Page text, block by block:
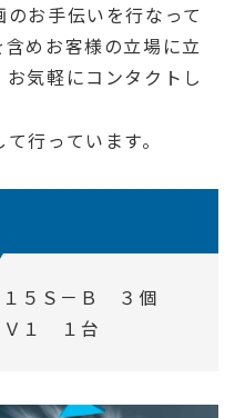
お手伝いを行なって
めお客様の立場に立
気軽にコンタクトし
行っています。
５Ｓ－Ｂ ３個
Ｖ１ １台